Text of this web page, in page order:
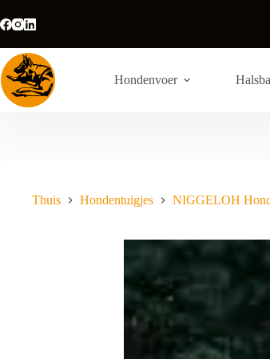
naar
de
inhoud
Hondenvoer
Thuis Hondentuigjes NIGGELOH